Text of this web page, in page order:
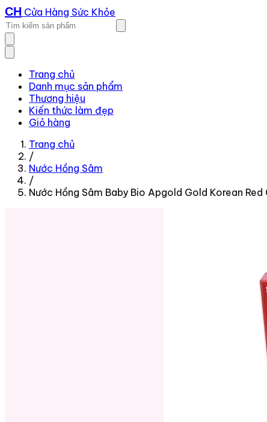
CH Cửa Hàng Sức Khỏe
Trang chủ
Danh mục sản phẩm
Thương hiệu
Kiến thức làm đẹp
Giỏ hàng
Trang chủ
/
Nước Hồng Sâm
/
Nước Hồng Sâm Baby Bio Apgold Gold Korean